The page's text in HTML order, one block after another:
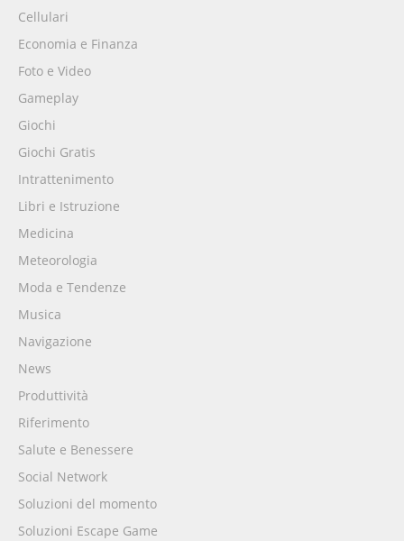
Cellulari
Economia e Finanza
Foto e Video
Gameplay
Giochi
Giochi Gratis
Intrattenimento
Libri e Istruzione
Medicina
Meteorologia
Moda e Tendenze
Musica
Navigazione
News
Produttività
Riferimento
Salute e Benessere
Social Network
Soluzioni del momento
Soluzioni Escape Game